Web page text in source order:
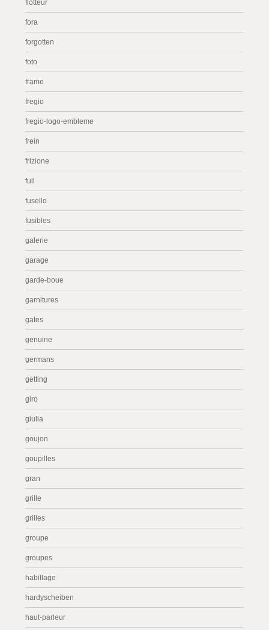
flotteur
fora
forgotten
foto
frame
fregio
fregio-logo-embleme
frein
frizione
full
fusello
fusibles
galerie
garage
garde-boue
garnitures
gates
genuine
germans
getting
giro
giulia
goujon
goupilles
gran
grille
grilles
groupe
groupes
habillage
hardyscheiben
haut-parleur